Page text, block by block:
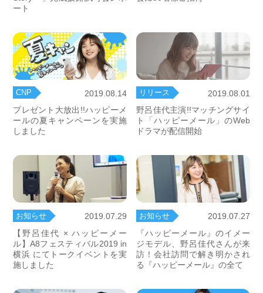
ート
CNP
2019.08.14
プレゼント大放出!!ハッピーメ
ールの夏キャンペーンを実施
しました
リリース
2019.08.01
野呂佳代主演!!マッチングサイ
ト「ハッピーメール」のWeb
ドラマが配信開始
お知らせ
2019.07.29
【野呂佳代 × ハッピーメー
ル】A8フェスティバル2019 in
横浜 にてトークイベントを実
施しました
お知らせ
2019.07.27
『ハッピーメール』のイメー
ジモデル、野呂佳代さんが来
訪！会社訪問で解き明かされ
る『ハッピーメール』の全て